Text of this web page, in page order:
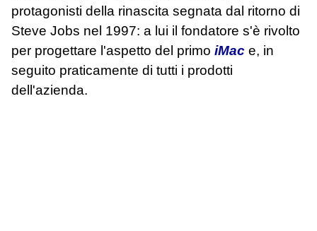
protagonisti della rinascita segnata dal ritorno di
Steve Jobs nel 1997: a lui il fondatore s'è rivolto
per progettare l'aspetto del primo iMac e, in
seguito praticamente di tutti i prodotti
dell'azienda.